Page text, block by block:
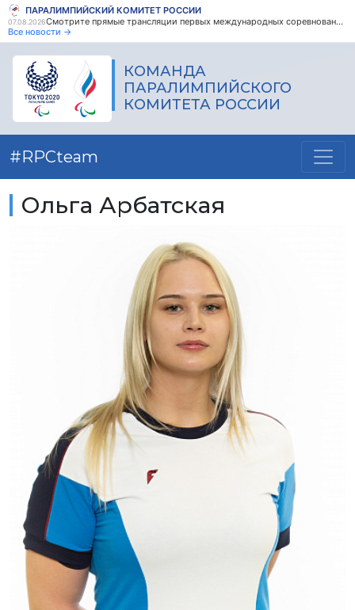
ПАРАЛИМПИЙСКИЙ КОМИТЕТ РОССИИ
07.08.2026
Смотрите прямые трансляции первых международных соревнований по парапауэрлифтингу среди ветеранов боевых действий!
Все новости →
КОМАНДА
ПАРАЛИМПИЙСКОГО
КОМИТЕТА РОССИИ
#RPCteam
Ольга Арбатская